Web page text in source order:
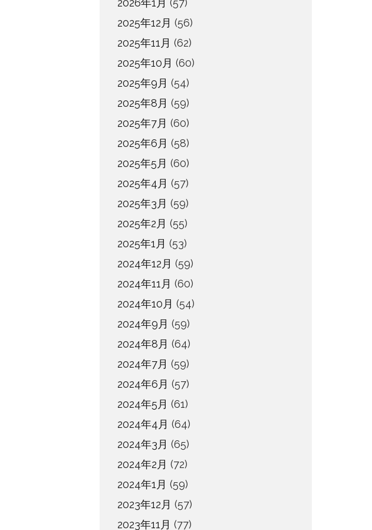
2026年1月 (57)
2025年12月 (56)
2025年11月 (62)
2025年10月 (60)
2025年9月 (54)
2025年8月 (59)
2025年7月 (60)
2025年6月 (58)
2025年5月 (60)
2025年4月 (57)
2025年3月 (59)
2025年2月 (55)
2025年1月 (53)
2024年12月 (59)
2024年11月 (60)
2024年10月 (54)
2024年9月 (59)
2024年8月 (64)
2024年7月 (59)
2024年6月 (57)
2024年5月 (61)
2024年4月 (64)
2024年3月 (65)
2024年2月 (72)
2024年1月 (59)
2023年12月 (57)
2023年11月 (77)